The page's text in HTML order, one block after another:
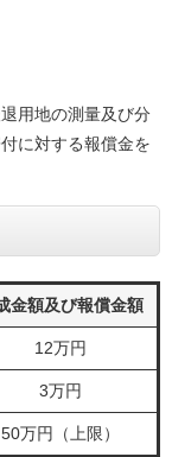
用地の測量及び分
に対する報償金を
金額及び報償金額
12万円
3万円
50万円（上限）